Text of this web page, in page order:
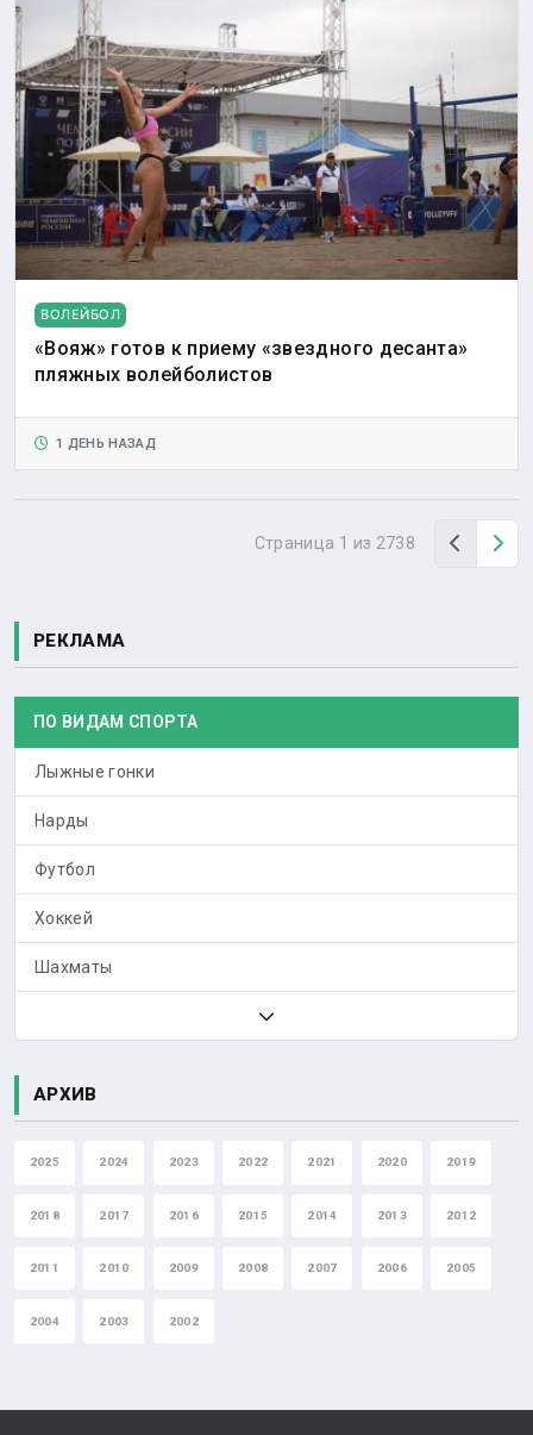
ВОЛЕЙБОЛ
«Вояж» готов к приему «звездного десанта»
пляжных волейболистов
1 ДЕНЬ НАЗАД
Страница 1 из 2738 Назад
РЕКЛАМА
ПО ВИДАМ СПОРТА
Лыжные гонки
Нарды
Футбол
Хоккей
Шахматы
АРХИВ
2025 2024 2023 2022 2021 2020 2019
2018 2017 2016 2015 2014 2013 2012
2011 2010 2009 2008 2007 2006 2005
2004 2003 2002